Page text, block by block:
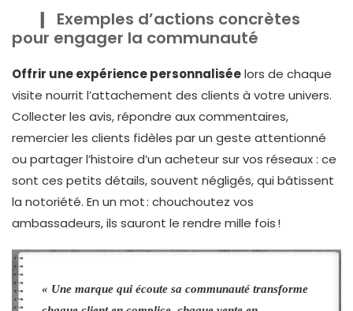
Exemples d’actions concrètes
pour engager la communauté
Offrir une expérience personnaliséelors de chaque
visite nourrit l’attachement des clients à votre univers.
Collecter les avis, répondre aux commentaires,
remercier les clients fidèles par un geste attentionné
ou partager l’histoire d’un acheteur sur vos réseaux : ce
sont ces petits détails, souvent négligés, qui bâtissent
la notoriété. En un mot : chouchoutez vos
ambassadeurs, ils sauront le rendre mille fois !
« Une marque qui écoute sa communauté transforme